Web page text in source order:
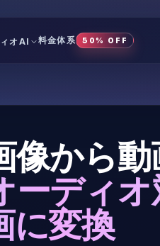
オAI 料金体系 50% OFF
像から動
ディ
に変換